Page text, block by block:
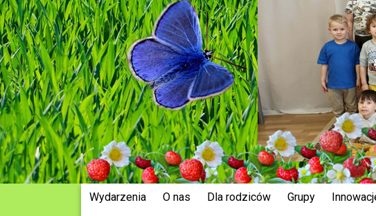
Wydarzenia O nas Dla rodziców Grupy